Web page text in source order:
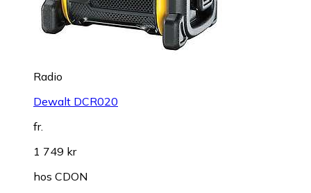
Radio
Dewalt DCR020
fr.
1 749 kr
hos CDON